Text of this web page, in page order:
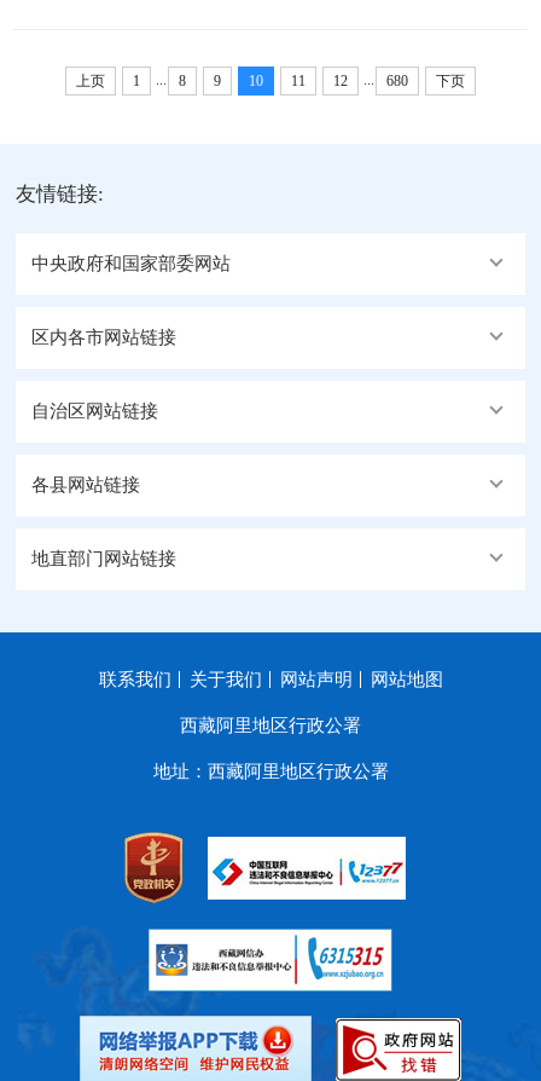
论坛工商界代表座谈会。...
上页 1 8 9 10 11 12 680 下页
友情链接:
中央政府和国家部委网站
区内各市网站链接
自治区网站链接
各县网站链接
地直部门网站链接
联系我们 关于我们 网站声明 网站地图
西藏阿里地区行政公署
地址：西藏阿里地区行政公署